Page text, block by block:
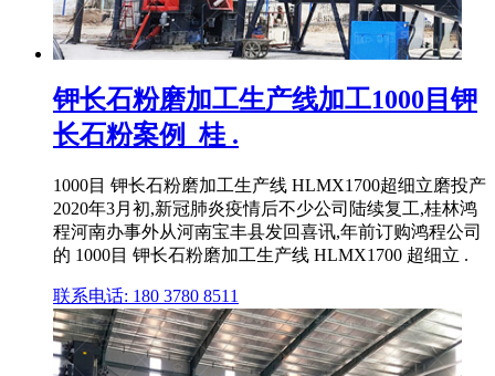
钾长石粉磨加工生产线加工1000目钾
长石粉案例_桂 .
1000目 钾长石粉磨加工生产线 HLMX1700超细立磨投产
2020年3月初,新冠肺炎疫情后不少公司陆续复工,桂林鸿
程河南办事外从河南宝丰县发回喜讯,年前订购鸿程公司
的 1000目 钾长石粉磨加工生产线 HLMX1700 超细立 .
联系电话: 180 3780 8511